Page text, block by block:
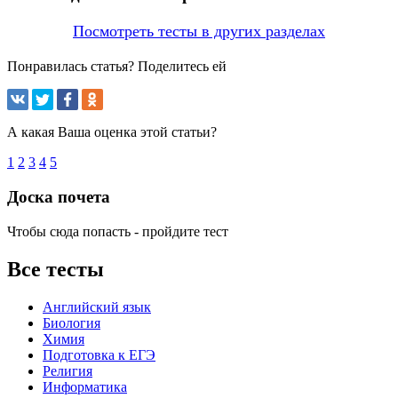
Посмотреть тесты в других разделах
Понравилась статья? Поделитесь ей
А какая Ваша оценка этой статьи?
1 2 3 4 5
Доска почета
Чтобы сюда попасть - пройдите тест
Все тесты
Английский язык
Биология
Химия
Подготовка к ЕГЭ
Религия
Информатика